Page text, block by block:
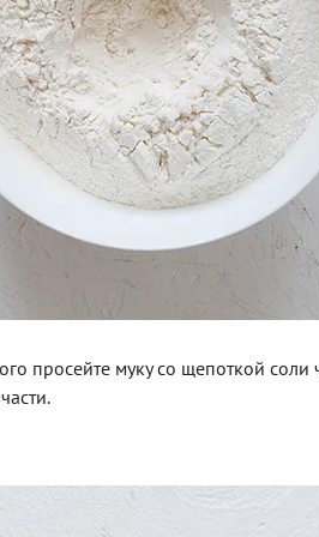
просейте муку со щепоткой